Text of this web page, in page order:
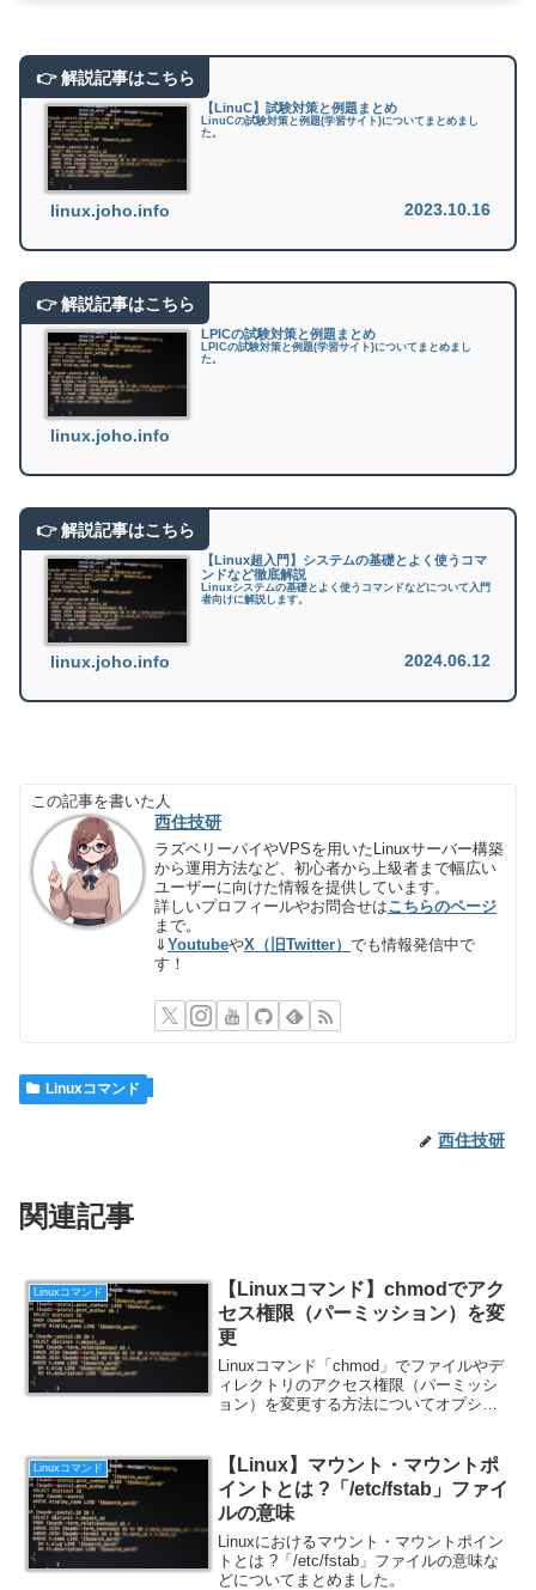
【LinuC】試験対策と例題まとめ
LinuCの試験対策と例題(学習サイト)についてまとめまし
た。
linux.joho.info 2023.10.16
LPICの試験対策と例題まとめ
LPICの試験対策と例題(学習サイト)についてまとめまし
た。
linux.joho.info
【Linux超入門】システムの基礎とよく使うコマ
ンドなど徹底解説
Linuxシステムの基礎とよく使うコマンドなどについて入門
者向けに解説します。
linux.joho.info 2024.06.12
この記事を書いた人
西住技研
ラズベリーパイやVPSを用いたLinuxサーバー構築
から運用方法など、初心者から上級者まで幅広い
ユーザーに向けた情報を提供しています。
詳しいプロフィールやお問合せはこちらのページ
まで。
⇓YoutubeやX（旧Twitter）でも情報発信中で
す！
Linuxコマンド
西住技研
関連記事
Linuxコマンド
【Linuxコマンド】chmodでアク
セス権限（パーミッション）を変
更
Linuxコマンド「chmod」でファイルやデ
ィレクトリのアクセス権限（パーミッシ
ョン）を変更する方法についてオプショ
Linuxコマンド
【Linux】マウント・マウントポ
イントとは ?「/etc/fstab」ファイ
ルの意味
Linuxにおけるマウント・マウントポイン
トとは ?「/etc/fstab」ファイルの意味な
どについてまとめました。